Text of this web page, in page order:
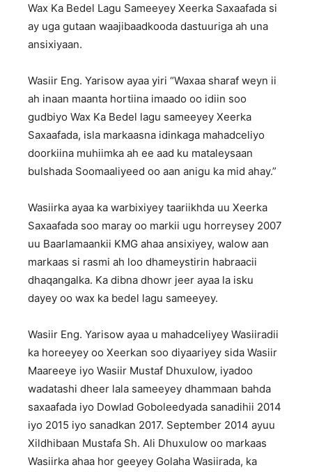
Wax Ka Bedel Lagu Sameeyey Xeerka Saxaafada si
ay uga gutaan waajibaadkooda dastuuriga ah una
ansixiyaan.
Wasiir Eng. Yarisow ayaa yiri “Waxaa sharaf weyn ii
ah inaan maanta hortiina imaado oo idiin soo
gudbiyo Wax Ka Bedel lagu sameeyey Xeerka
Saxaafada, isla markaasna idinkaga mahadceliyo
doorkiina muhiimka ah ee aad ku mataleysaan
bulshada Soomaaliyeed oo aan anigu ka mid ahay.”
Wasiirka ayaa ka warbixiyey taariikhda uu Xeerka
Saxaafada soo maray oo markii ugu horreysey 2007
uu Baarlamaankii KMG ahaa ansixiyey, walow aan
markaas si rasmi ah loo dhameystirin habraacii
dhaqangalka. Ka dibna dhowr jeer ayaa la isku
dayey oo wax ka bedel lagu sameeyey.
Wasiir Eng. Yarisow ayaa u mahadceliyey Wasiiradii
ka horeeyey oo Xeerkan soo diyaariyey sida Wasiir
Maareeye iyo Wasiir Mustaf Dhuxulow, iyadoo
wadatashi dheer lala sameeyey dhammaan bahda
saxaafada iyo Dowlad Goboleedyada sanadihii 2014
iyo 2015 iyo sanadkan 2017. September 2014 ayuu
Xildhibaan Mustafa Sh. Ali Dhuxulow oo markaas
Wasiirka ahaa hor geeyey Golaha Wasiirada, ka